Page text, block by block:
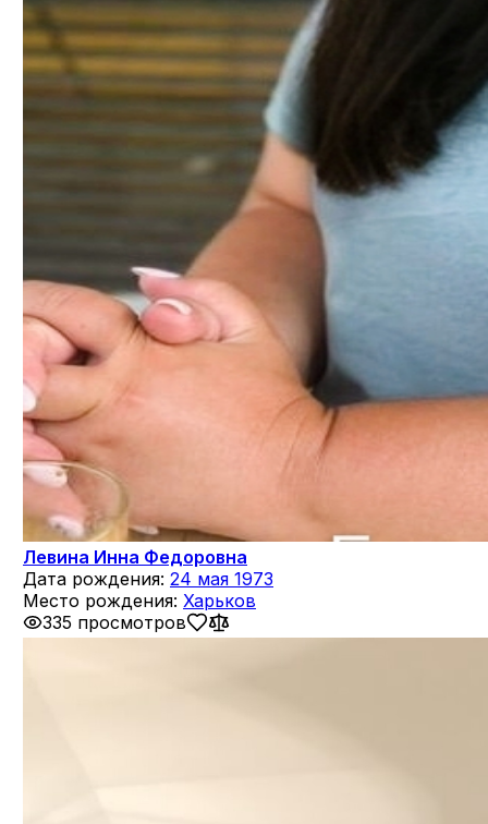
Левина Инна Федоровна
Дата рождения: 24 мая 1973
Место рождения: Харьков
335 просмотров